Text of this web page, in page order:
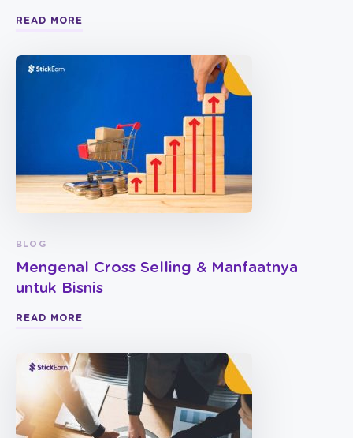
READ MORE
BLOG
Mengenal Cross Selling & Manfaatnya
untuk Bisnis
READ MORE